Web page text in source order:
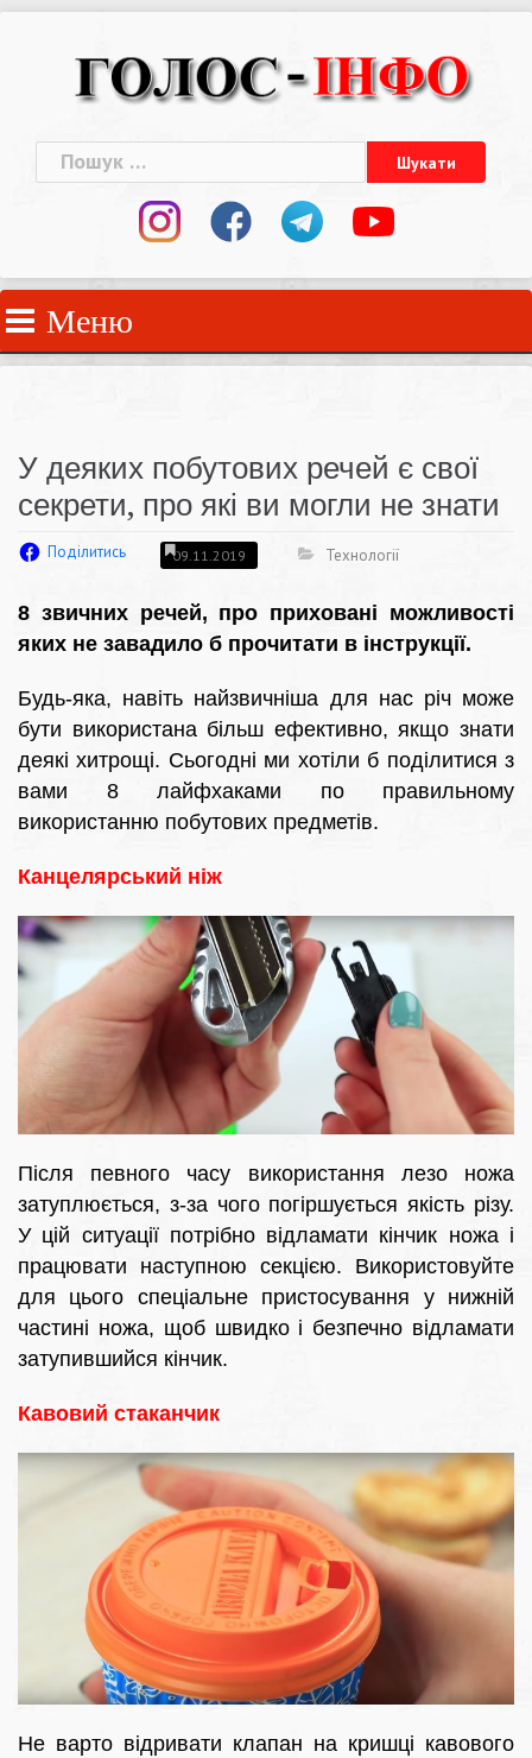
Пошук:
Меню
У деяких побутових речей є свої
секрети, про які ви могли не знати
Поділитись 09.11.2019 Технології
8 звичних речей, про приховані можливості
яких не завадило б прочитати в інструкції.
Будь-яка, навіть найзвичніша для нас річ може
бути використана більш ефективно, якщо знати
деякі хитрощі. Сьогодні ми хотіли б поділитися з
вами 8 лайфхаками по правильному
використанню побутових предметів.
Канцелярський ніж
Після певного часу використання лезо ножа
затуплюється, з-за чого погіршується якість різу.
У цій ситуації потрібно відламати кінчик ножа і
працювати наступною секцією. Використовуйте
для цього спеціальне пристосування у нижній
частині ножа, щоб швидко і безпечно відламати
затупившийся кінчик.
Кавовий стаканчик
Не варто відривати клапан на кришці кавового